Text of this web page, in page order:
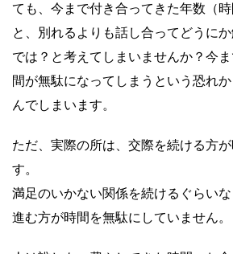
ても、今まで付き合ってきた年数（
と、別れるよりも話し合ってどうに
では？と考えてしまいませんか？今
間が無駄になってしまうという恐れ
んでしまいます。
ただ、実際の所は、交際を続ける方
す。
満足のいかない関係を続けるぐらい
進む方が時間を無駄にしていません。